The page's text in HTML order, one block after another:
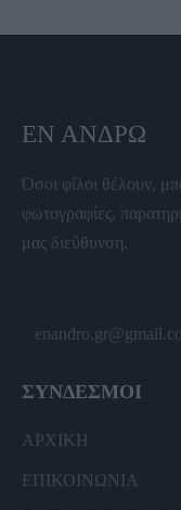
ΕΝ ΆΝΔΡΩ
Όσοι φίλοι θέλουν,
φωτογραφίες,
μας διεύθυνση.
ΣΥΝΔΕΣΜΟΙ
ΑΡΧΙΚΗ
ΕΠΙΚΟΙΝΩΝΙΑ